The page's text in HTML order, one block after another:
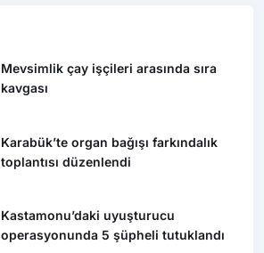
Mevsimlik çay işçileri arasında sıra
kavgası
Karabük’te organ bağışı farkındalık
toplantısı düzenlendi
Kastamonu’daki uyuşturucu
operasyonunda 5 şüpheli tutuklandı